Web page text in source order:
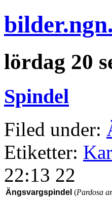
lördag 20
Spindel
Filed under:
Etiketter:
22:13 22
Ängsvargspindel (Pardosa